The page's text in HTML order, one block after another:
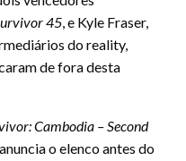
45, e Kyle Fraser,
do reality,
de fora desta
Cambodia – Second
o elenco antes do